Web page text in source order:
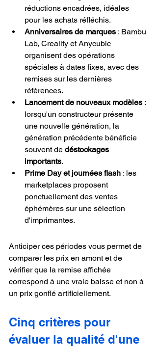
réductions encadrées, idéales
pour les achats réfléchis.
Anniversaires de marques : Bambu
Lab, Creality et Anycubic
organisent des opérations
spéciales à dates fixes, avec des
remises sur les dernières
références.
Lancement de nouveaux modèles :
lorsqu'un constructeur présente
une nouvelle génération, la
génération précédente bénéficie
souvent de déstockages
importants.
Prime Day et journées flash : les
marketplaces proposent
ponctuellement des ventes
éphémères sur une sélection
d'imprimantes.
Anticiper ces périodes vous permet de
comparer les prix en amont et de
vérifier que la remise affichée
correspond à une vraie baisse et non à
un prix gonflé artificiellement.
Cinq critères pour
évaluer la qualité d'une